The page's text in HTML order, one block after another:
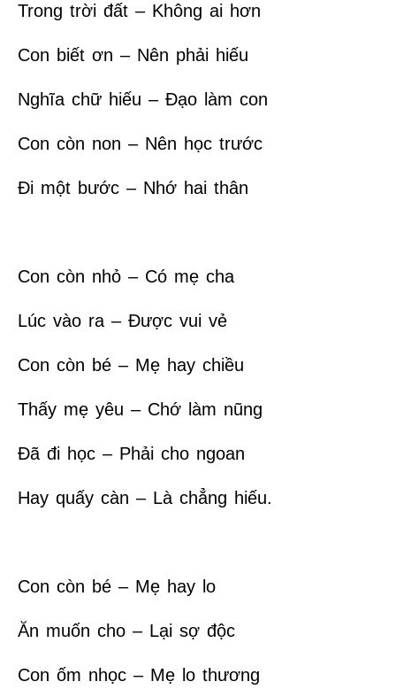
Trong trời đất – Không ai hơn
Con biết ơn – Nên phải hiếu
Nghĩa chữ hiếu – Đạo làm con
Con còn non – Nên học trước
Đi một bước – Nhớ hai thân
Con còn nhỏ – Có mẹ cha
Lúc vào ra – Được vui vẻ
Con còn bé – Mẹ hay chiều
Thấy mẹ yêu – Chớ làm nũng
Đã đi học – Phải cho ngoan
Hay quấy càn – Là chẳng hiếu.
Con còn bé – Mẹ hay lo
Ăn muốn cho – Lại sợ độc
Con ốm nhọc – Mẹ lo thương